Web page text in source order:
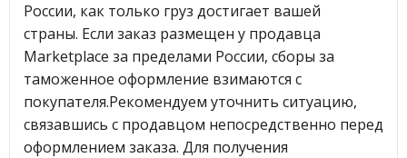
России, как только груз достигает вашей
страны. Если заказ размещен у продавца
Marketplace за пределами России, сборы за
таможенное оформление взимаются с
покупателя.Рекомендуем уточнить ситуацию,
связавшись с продавцом непосредственно перед
оформлением заказа. Для получения